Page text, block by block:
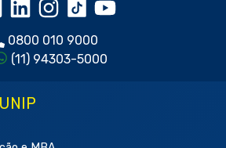
0800 010 9000
(11) 94303-5000